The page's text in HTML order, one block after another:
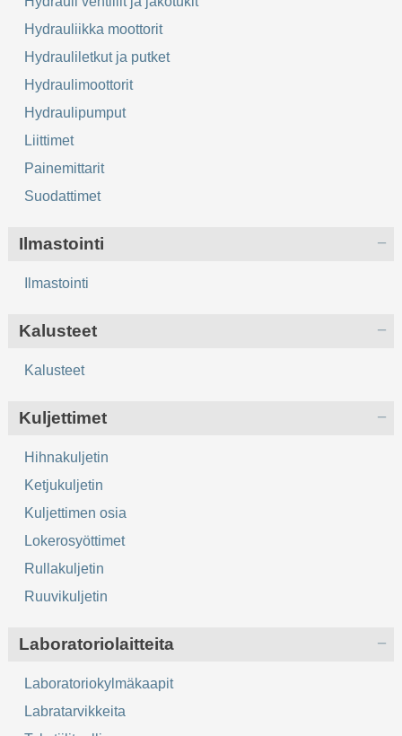
Hydrauliikka moottorit
Hydrauliletkut ja putket
Hydraulimoottorit
Hydraulipumput
Liittimet
Painemittarit
Suodattimet
Ilmastointi
Ilmastointi
Kalusteet
Kalusteet
Kuljettimet
Hihnakuljetin
Ketjukuljetin
Kuljettimen osia
Lokerosyöttimet
Rullakuljetin
Ruuvikuljetin
Laboratoriolaitteita
Laboratoriokylmäkaapit
Labratarvikkeita